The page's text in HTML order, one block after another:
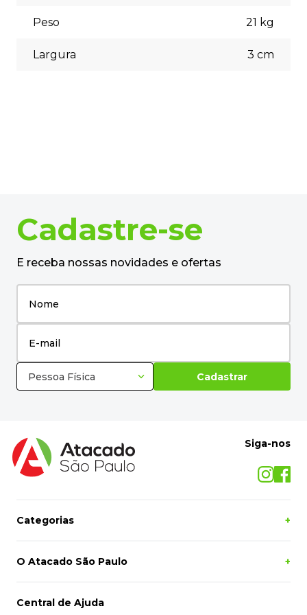
Peso 21 kg
Largura 3 cm
Cadastre-se
E receba nossas novidades e ofertas
Pessoa Física Cadastrar
Siga-nos
Categorias +
O Atacado São Paulo +
Central de Ajuda